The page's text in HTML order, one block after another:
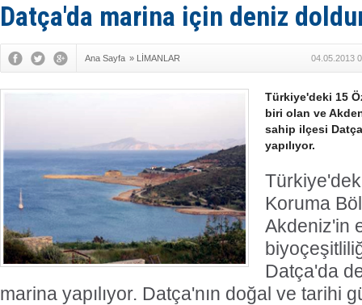
İTU AUV,
Datça'da marina için deniz
Ana Sayfa » LİMANLAR 04.05.2013
Türkiye'deki 15
biri olan ve
sahip ilçesi
yapılıyor.
Koruma
Akdeniz'in
Datça'da
marina yapılıyor. Datça'nın doğal ve tarihi